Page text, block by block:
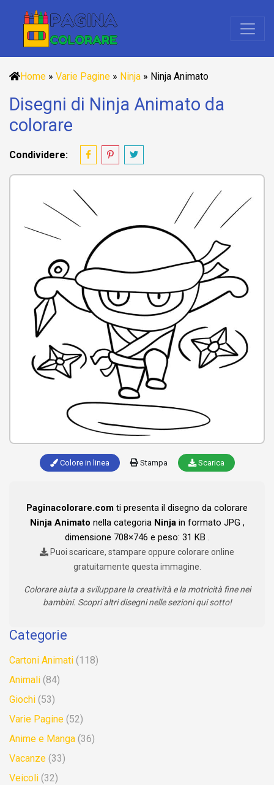
Home » Varie Pagine » Ninja » Ninja Animato
Disegni di Ninja Animato da
colorare
Condividere:
Colore in linea Stampa Scarica
Paginacolorare.com ti presenta il disegno da colorare
Ninja Animato nella categoria Ninjain formato JPG ,
dimensione 708×746 e peso: 31 KB .
Puoi scaricare, stampare oppure colorare online
gratuitamente questa immagine.
Colorare aiuta a sviluppare la creatività e la motricità fine nei
bambini. Scopri altri disegni nelle sezioni qui sotto!
Categorie
Cartoni Animati (118)
Animali (84)
Giochi (53)
Varie Pagine (52)
Anime e Manga (36)
Vacanze (33)
Veicoli (32)